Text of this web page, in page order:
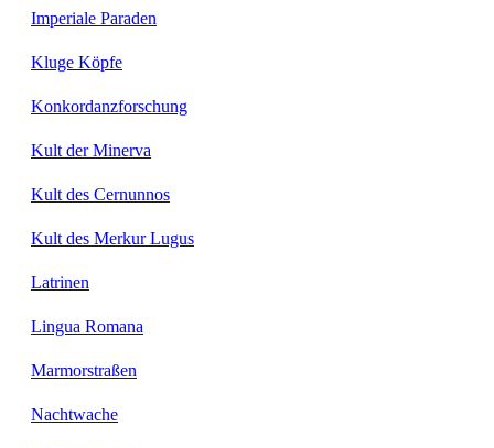
Imperiale Paraden
Kluge Köpfe
Konkordanzforschung
Kult der Minerva
Kult des Cernunnos
Kult des Merkur Lugus
Latrinen
Lingua Romana
Marmorstraßen
Nachtwache